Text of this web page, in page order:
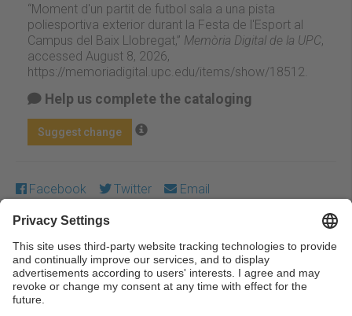
“Moment d'un partit de futbol sala a una pista
poliesportiva exterior durant la Festa de l'Esport al
Campus del Baix Llobregat,” Memòria Digital de la UPC,
accessed August 8, 2026,
https://memoriadigital.upc.edu/items/show/18512
Help us complete the cataloging
Suggest change
Facebook Twitter Email
Except where otherwise noted, content on this work is
licensed under a Creative Commons license:Attribution-
NonCommercial-NoDerivs 3.0 Spain